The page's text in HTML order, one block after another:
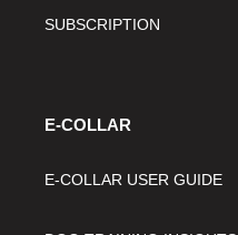
SUBSCRIPTION
E-COLLAR
E-COLLAR USER GUIDE